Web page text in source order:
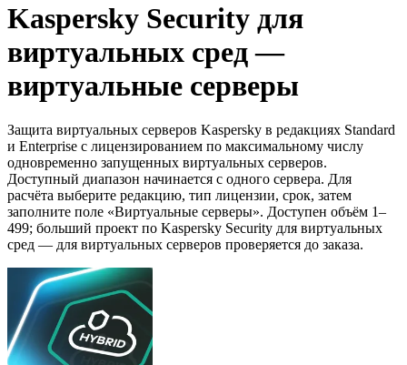
Kaspersky Security для
виртуальных сред —
виртуальные серверы
Защита виртуальных серверов Kaspersky в редакциях Standard
и Enterprise с лицензированием по максимальному числу
одновременно запущенных виртуальных серверов.
Доступный диапазон начинается с одного сервера. Для
расчёта выберите редакцию, тип лицензии, срок, затем
заполните поле «Виртуальные серверы». Доступен объём 1–
499; больший проект по Kaspersky Security для виртуальных
сред — для виртуальных серверов проверяется до заказа.